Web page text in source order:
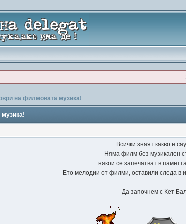
на филмовата музика!
Всички знаят какво е
Няма филм без музикален
някои се запечатват в
Ето мелодии от филми, оставили следа в
Да започнем с Кет